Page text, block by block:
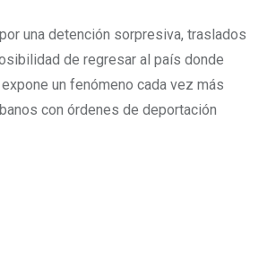
una detención sorpresiva, traslados
de regresar al país donde
un fenómeno cada vez más
con órdenes de deportación